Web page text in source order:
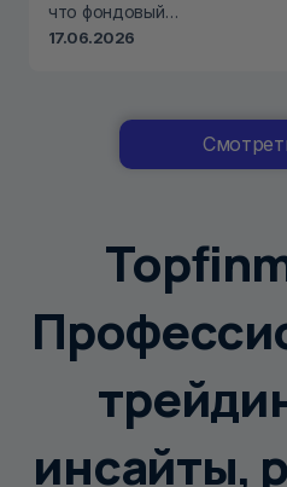
что фондовый…
17.06.2026
инсайты,